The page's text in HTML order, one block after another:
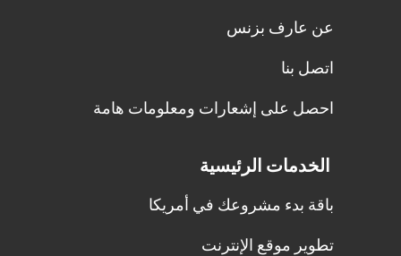
عن عارف بزنس
اتصل بنا
احصل على إشعارات ومعلومات هامة
الخدمات الرئيسية
باقة بدء مشروعك في أمريكا
تطوير موقع الإنترنت